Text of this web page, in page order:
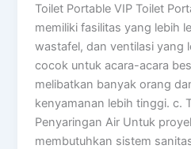
Toilet Portable VIP Toilet
memiliki fasilitas yang lebih
wastafel, dan ventilasi yang
cocok untuk acara-acara
melibatkan banyak orang
kenyamanan lebih tinggi. c.
Penyaringan Air Untuk
membutuhkan sistem